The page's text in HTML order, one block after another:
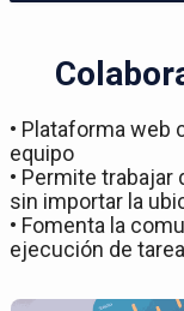
• Plataforma web
equipo
• Permite
sin importar la
• Fomenta la
ejecución de